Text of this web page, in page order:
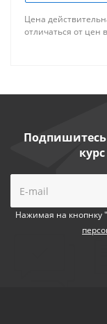
Цена
отличаться от цен
Нажимая на кнопнку